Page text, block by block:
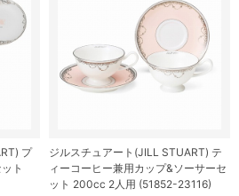
プ
ト
ジルスチュアート(JILL STUART) テ
ィーコーヒー兼用カップ&ソーサーセ
ット 200cc 2人用 (51852-23116)